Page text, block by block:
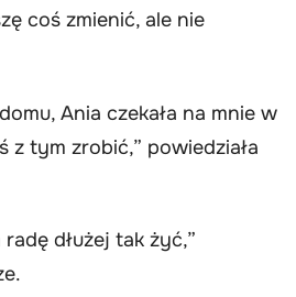
coś zmienić, ale nie
Ania czekała na mnie w
z tym zrobić,” powiedziała
dłużej tak żyć,”